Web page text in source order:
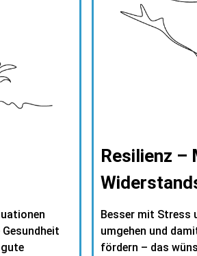
Resilienz –
Besser mit Stress
umgehen und
fördern – das